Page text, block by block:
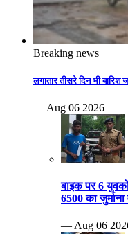
Breaking news
लगातार तीसरे दिन भी बारिश
— Aug 06 2026
बाइक पर 6
6500 का
— Aug 06